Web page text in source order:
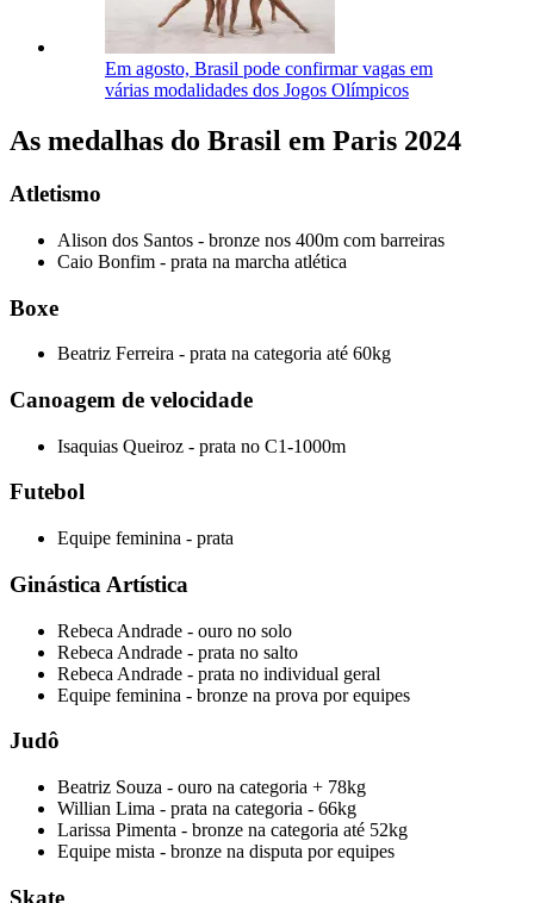
Em agosto, Brasil pode confirmar vagas em
várias modalidades dos Jogos Olímpicos
As medalhas do Brasil em Paris 2024
Atletismo
Alison dos Santos - bronze nos 400m com barreiras
Caio Bonfim - prata na marcha atlética
Boxe
Beatriz Ferreira - prata na categoria até 60kg
Canoagem de velocidade
Isaquias Queiroz - prata no C1-1000m
Futebol
Equipe feminina - prata
Ginástica Artística
Rebeca Andrade - ouro no solo
Rebeca Andrade - prata no salto
Rebeca Andrade - prata no individual geral
Equipe feminina - bronze na prova por equipes
Judô
Beatriz Souza - ouro na categoria + 78kg
Willian Lima - prata na categoria - 66kg
Larissa Pimenta - bronze na categoria até 52kg
Equipe mista - bronze na disputa por equipes
Skate